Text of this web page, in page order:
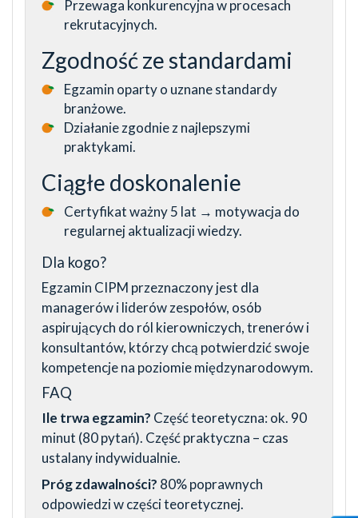
Przewaga konkurencyjna w procesach
rekrutacyjnych.
Zgodność ze standardami
Egzamin oparty o uznane standardy
branżowe.
Działanie zgodnie z najlepszymi
praktykami.
Ciągłe doskonalenie
Certyfikat ważny 5 lat → motywacja do
regularnej aktualizacji wiedzy.
Dla kogo?
Egzamin CIPM przeznaczony jest dla
managerów i liderów zespołów, osób
aspirujących do ról kierowniczych, trenerów i
konsultantów, którzy chcą potwierdzić swoje
kompetencje na poziomie międzynarodowym.
FAQ
Ile trwa egzamin? Część teoretyczna: ok. 90
minut (80 pytań). Część praktyczna – czas
ustalany indywidualnie.
Próg zdawalności? 80% poprawnych
odpowiedzi w części teoretycznej.